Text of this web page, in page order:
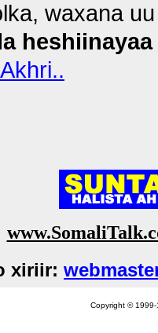
waxana
Akhri..
xiriir:
Copyright © 1999-